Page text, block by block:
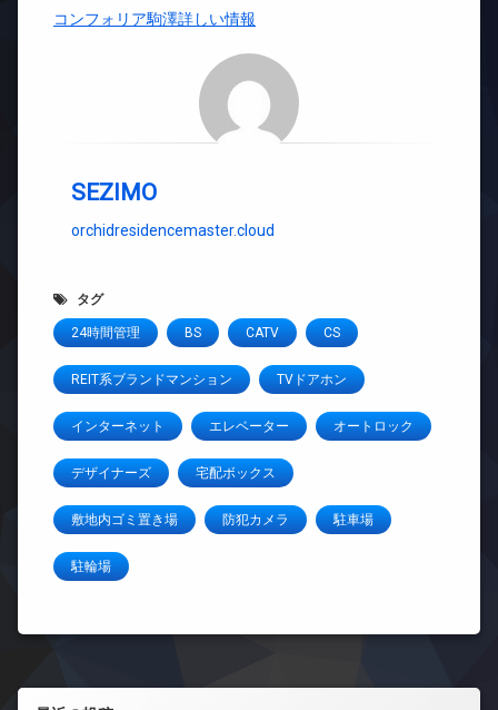
コンフォリア駒澤詳しい情報
SEZIMO
orchidresidencemaster.cloud
タグ
24時間管理 BS CATV CS
REIT系ブランドマンション TVドアホン
インターネット エレベーター オートロック
デザイナーズ 宅配ボックス
敷地内ゴミ置き場 防犯カメラ 駐車場
駐輪場
左サイドバー